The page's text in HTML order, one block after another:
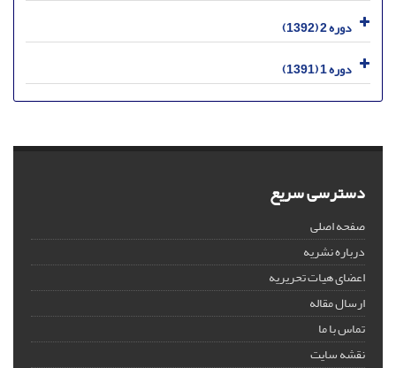
دوره 2 (1392)
دوره 1 (1391)
دسترسی سریع
صفحه اصلی
درباره نشریه
اعضای هیات تحریریه
ارسال مقاله
تماس با ما
نقشه سایت